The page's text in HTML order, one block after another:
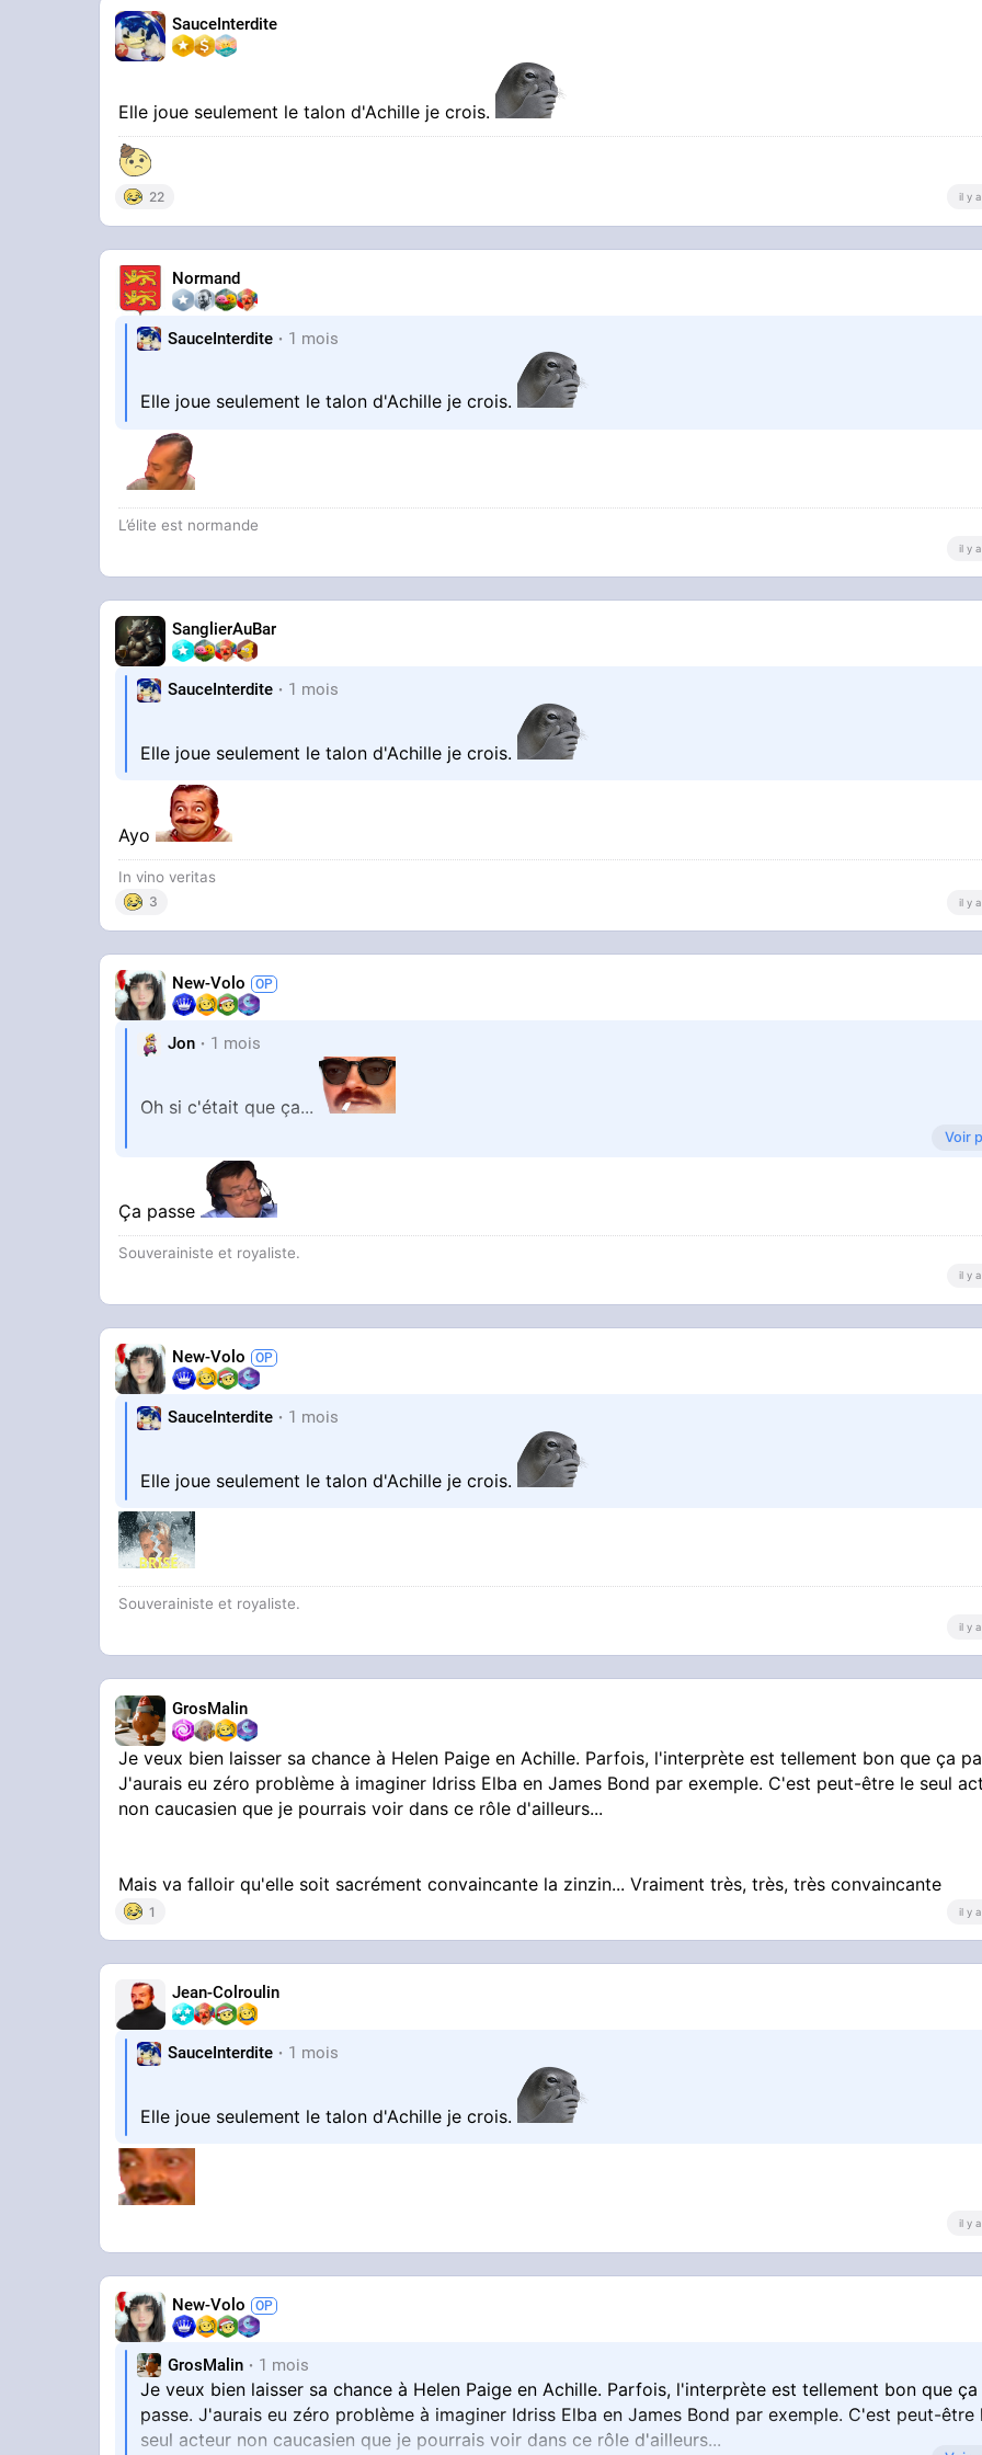
SauceInterdite
Elle joue seulement le talon d'Achille je crois.
22 il y
Normand
SauceInterdite 1 mois
Elle joue seulement le talon d'Achille je crois.
L’élite est normande
il y
SanglierAuBar
SauceInterdite 1 mois
Elle joue seulement le talon d'Achille je crois.
Ayo
In vino veritas
3 il y
New-Volo
Jon 1 mois
Oh si c'était que ça...
Voir
Ça passe
Souverainiste et royaliste.
il y
New-Volo
SauceInterdite 1 mois
Elle joue seulement le talon d'Achille je crois.
Souverainiste et royaliste.
il y
GrosMalin
Je veux bien laisser sa chance à Helen Paige en Achille. Parfois, l'interprète est tellement bon que ça
J'aurais eu zéro problème à imaginer Idriss Elba en James Bond par exemple. C'est peut-être le seul
non caucasien que je pourrais voir dans ce rôle d'ailleurs...
Mais va falloir qu'elle soit sacrément convaincante la zinzin... Vraiment très, très, très convaincante
1 il y
Jean-Colroulin
SauceInterdite 1 mois
Elle joue seulement le talon d'Achille je crois.
il y
New-Volo
GrosMalin 1 mois
Je veux bien laisser sa chance à Helen Paige en Achille. Parfois, l'interprète est tellement bon que ça
passe. J'aurais eu zéro problème à imaginer Idriss Elba en James Bond par exemple. C'est peut-être
seul acteur non caucasien que je pourrais voir dans ce rôle d'ailleurs...